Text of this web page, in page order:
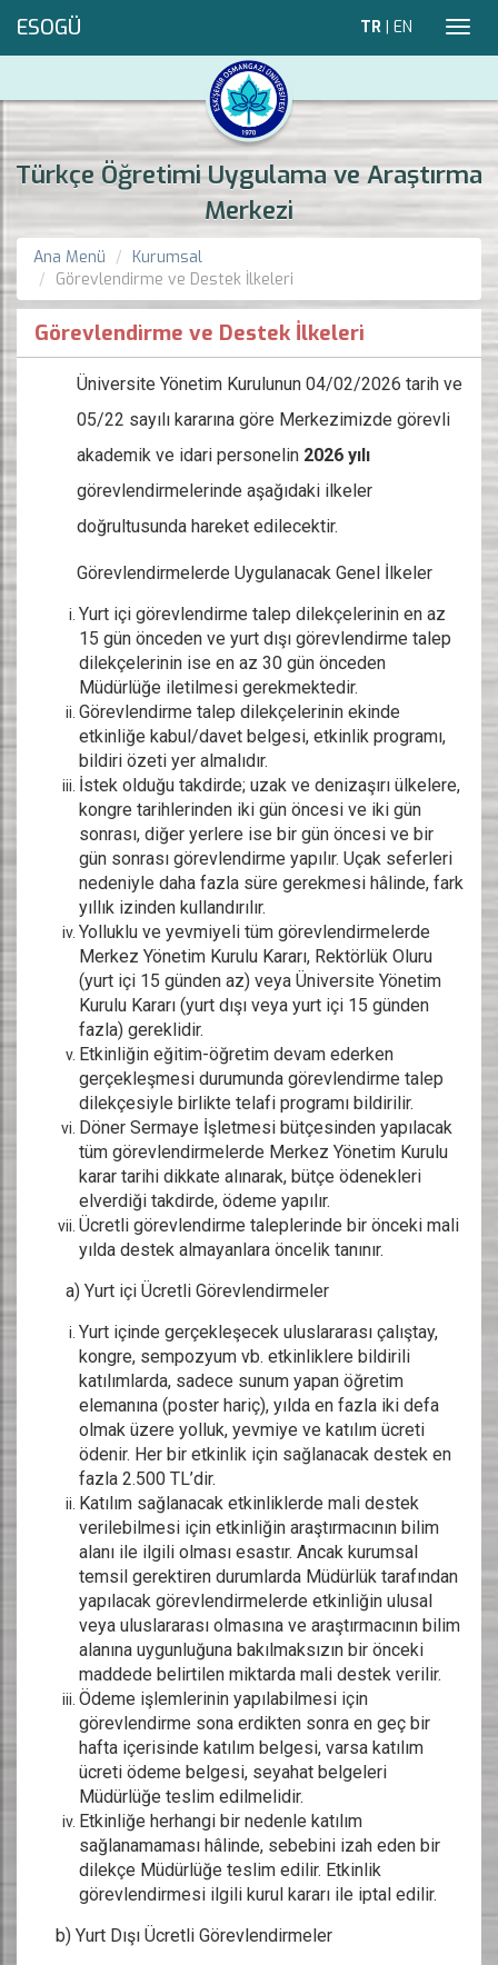
ESOGÜ TR | EN
Türkçe Öğretimi Uygulama ve Araştırma
Merkezi
Ana Menü
Kurumsal
Görevlendirme ve Destek İlkeleri
Görevlendirme ve Destek İlkeleri
Üniversite Yönetim Kurulunun 04/02/2026 tarih ve
05/22 sayılı kararına göre Merkezimizde görevli
akademik ve idari personelin 2026 yılı
görevlendirmelerinde aşağıdaki ilkeler
doğrultusunda hareket edilecektir.
Görevlendirmelerde Uygulanacak Genel İlkeler
Yurt içi görevlendirme talep dilekçelerinin en az
15 gün önceden ve yurt dışı görevlendirme talep
dilekçelerinin ise en az 30 gün önceden
Müdürlüğe iletilmesi gerekmektedir.
Görevlendirme talep dilekçelerinin ekinde
etkinliğe kabul/davet belgesi, etkinlik programı,
bildiri özeti yer almalıdır.
İstek olduğu takdirde; uzak ve denizaşırı ülkelere,
kongre tarihlerinden iki gün öncesi ve iki gün
sonrası, diğer yerlere ise bir gün öncesi ve bir
gün sonrası görevlendirme yapılır. Uçak seferleri
nedeniyle daha fazla süre gerekmesi hâlinde, fark
yıllık izinden kullandırılır.
Yolluklu ve yevmiyeli tüm görevlendirmelerde
Merkez Yönetim Kurulu Kararı, Rektörlük Oluru
(yurt içi 15 günden az) veya Üniversite Yönetim
Kurulu Kararı (yurt dışı veya yurt içi 15 günden
fazla) gereklidir.
Etkinliğin eğitim-öğretim devam ederken
gerçekleşmesi durumunda görevlendirme talep
dilekçesiyle birlikte telafi programı bildirilir.
Döner Sermaye İşletmesi bütçesinden yapılacak
tüm görevlendirmelerde Merkez Yönetim Kurulu
karar tarihi dikkate alınarak, bütçe ödenekleri
elverdiği takdirde, ödeme yapılır.
Ücretli görevlendirme taleplerinde bir önceki mali
yılda destek almayanlara öncelik tanınır.
a) Yurt içi Ücretli Görevlendirmeler
Yurt içinde gerçekleşecek uluslararası çalıştay,
kongre, sempozyum vb. etkinliklere bildirili
katılımlarda, sadece sunum yapan öğretim
elemanına (poster hariç), yılda en fazla iki defa
olmak üzere yolluk, yevmiye ve katılım ücreti
ödenir. Her bir etkinlik için sağlanacak destek en
fazla 2.500 TL’dir.
Katılım sağlanacak etkinliklerde mali destek
verilebilmesi için etkinliğin araştırmacının bilim
alanı ile ilgili olması esastır. Ancak kurumsal
temsil gerektiren durumlarda Müdürlük tarafından
yapılacak görevlendirmelerde etkinliğin ulusal
veya uluslararası olmasına ve araştırmacının bilim
alanına uygunluğuna bakılmaksızın bir önceki
maddede belirtilen miktarda mali destek verilir.
Ödeme işlemlerinin yapılabilmesi için
görevlendirme sona erdikten sonra en geç bir
hafta içerisinde katılım belgesi, varsa katılım
ücreti ödeme belgesi, seyahat belgeleri
Müdürlüğe teslim edilmelidir.
Etkinliğe herhangi bir nedenle katılım
sağlanamaması hâlinde, sebebini izah eden bir
dilekçe Müdürlüğe teslim edilir. Etkinlik
görevlendirmesi ilgili kurul kararı ile iptal edilir.
b) Yurt Dışı Ücretli Görevlendirmeler